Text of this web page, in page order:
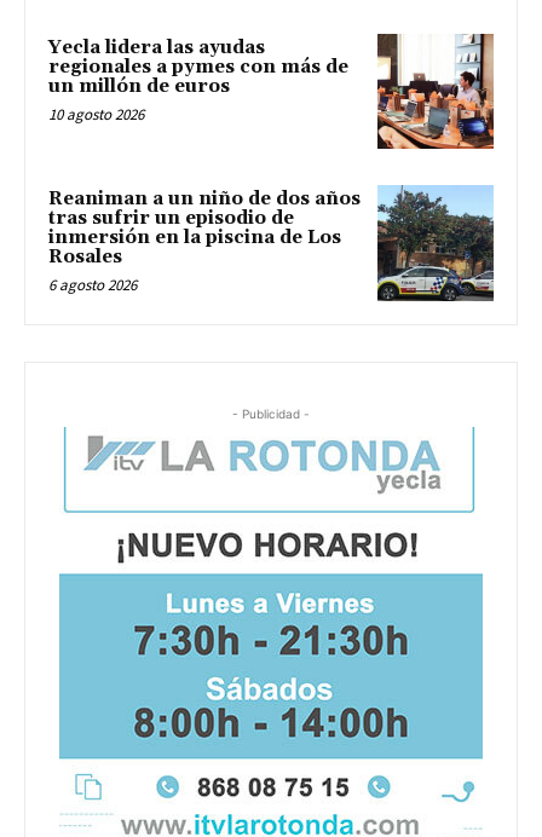
Yecla lidera las ayudas
regionales a pymes con más de
un millón de euros
10 agosto 2026
Reaniman a un niño de dos años
tras sufrir un episodio de
inmersión en la piscina de Los
Rosales
6 agosto 2026
- Publicidad -